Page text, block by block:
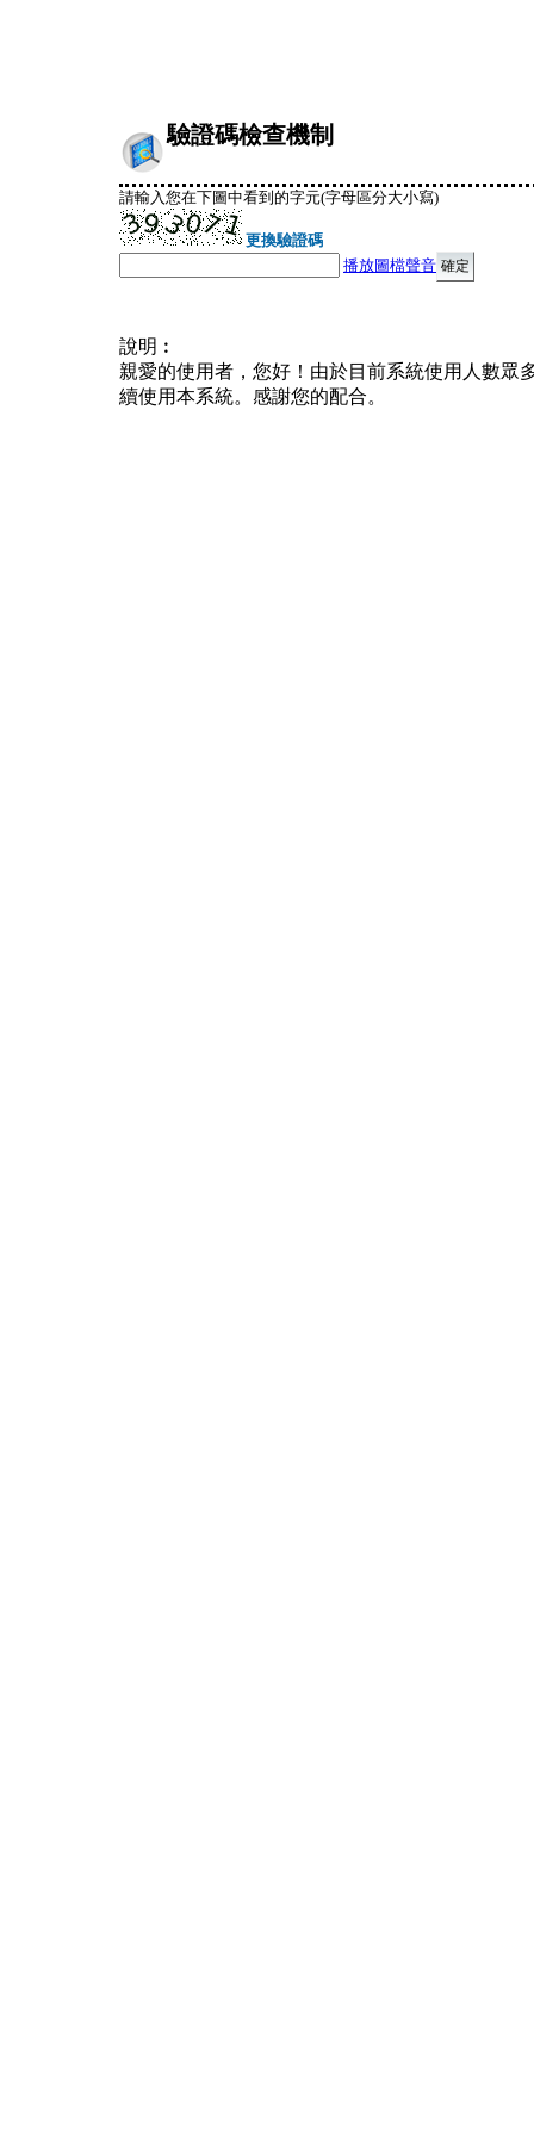
驗證碼檢查機制
請輸入您在下圖中看到的字元(字母區分大小寫)
更換驗證碼
播放圖檔聲音
說明︰
親愛的使用者，您好！由於目前系統使用人數眾
續使用本系統。感謝您的配合。